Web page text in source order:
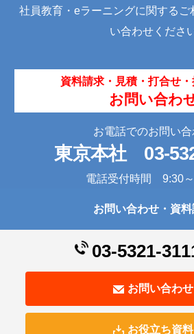
お問い合わせ・資
03-5321-
お問い合わせ
お役立ち資料
社員教育・eラーニングに関するご
い合わせくださ
資料請求・見積・打合せ
お問い合わ
お電話でのお問い
東京本社 03-
電話受付時間 9:30
このページの先